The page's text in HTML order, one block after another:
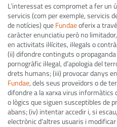
L’interessat es compromet a fer un
servicis (com per exemple, servicis
de notícies) queFundaeoferix a
caràcter enunciatiu però no
en activitats il·lícites, il·legals o
(ii) difondre continguts o
pornogràfic il·legal, d’apologia del
drets humans; (iii) provocar danys
Fundae, dels seus proveïdors o de
difondre a la xarxa virus
o lògics que siguen susceptibles de
abans; (iv) intentar accedir i, si
electrònic d’altres usuaris i